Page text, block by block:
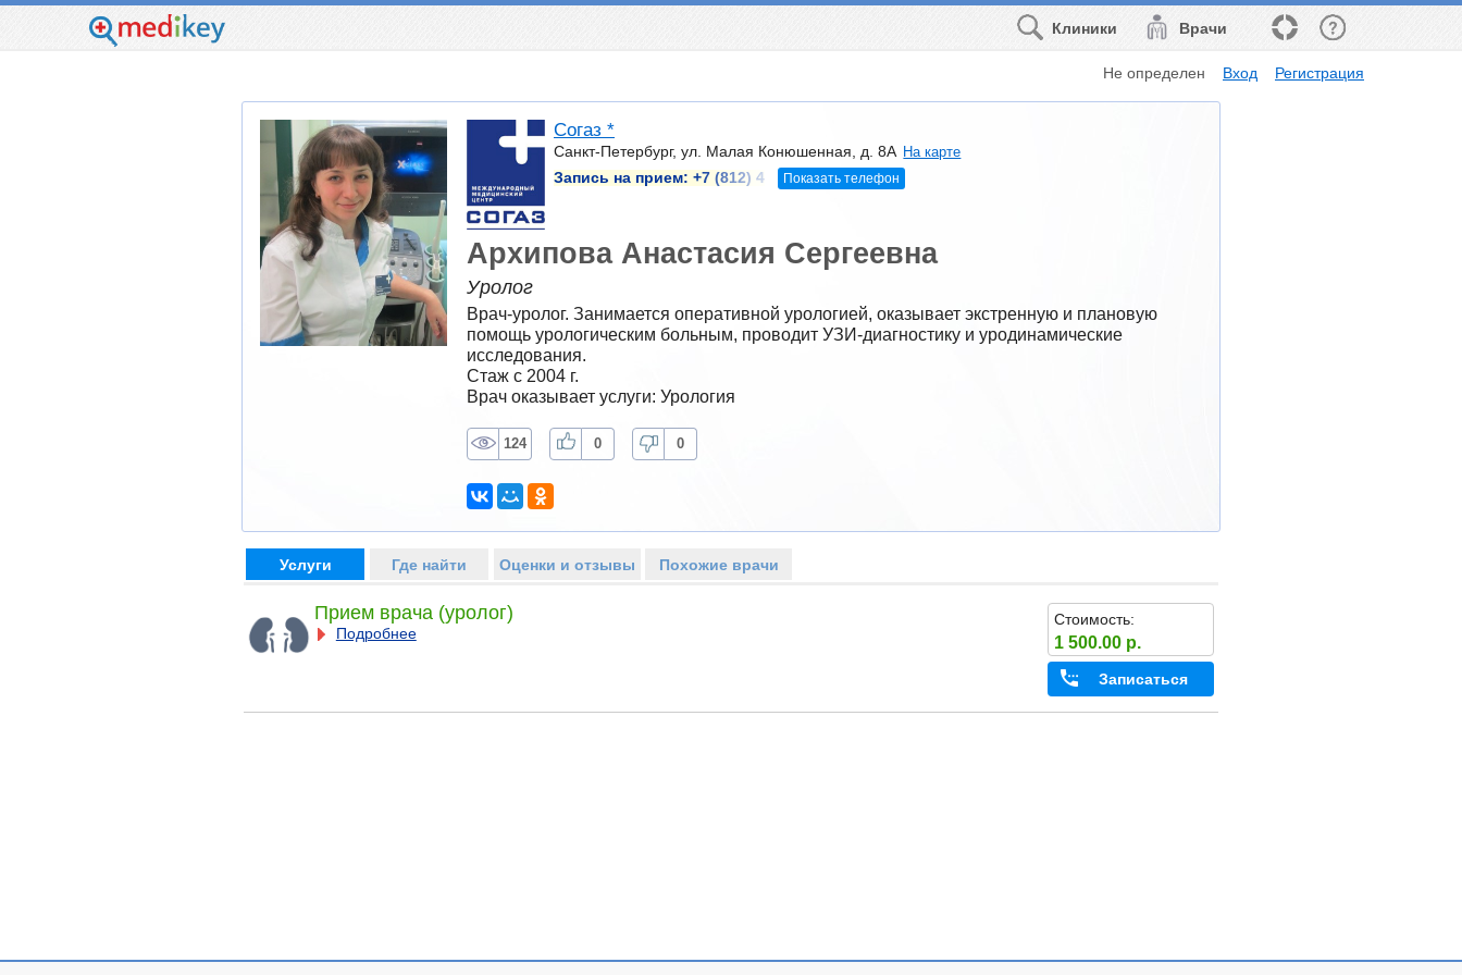
Врачи
Клиники
Не определен Вход Регистрация
Согаз *
Санкт-Петербург, ул. Малая Конюшенная, д. 8А На карте
Запись на прием: +7 (812) 4 Показать телефон
Архипова Анастасия Сергеевна
Уролог
Врач-уролог. Занимается оперативной урологией, оказывает экстренную и плановую
помощь урологическим больным, проводит УЗИ-диагностику и уродинамические
исследования.
Стаж с 2004 г.
Врач оказывает услуги: Урология
124 0 0
Услуги Где найти Оценки и отзывы Похожие врачи
Прием врача (уролог)
Подробнее
Стоимость:
1 500.00 р.
Записаться